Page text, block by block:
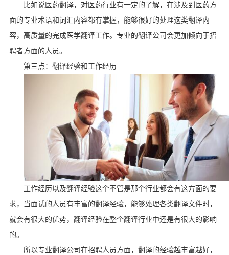
比如说医药翻译，对医药行业有一定的了解，在涉及到医药方
面的专业术语和词汇内容都有掌握，能够很好的处理这类翻译内
容，高质量的完成医学翻译工作。专业的翻译公司会更加倾向于招
聘者方面的人员。
第三点：翻译经验和工作经历
工作经历以及翻译经验这个不管是那个行业都会有这方面的要
求，当面试的人员有丰富的翻译经验，能够处理各类翻译文件时，
就会有很大的优势，翻译经验在整个翻译行业中还是有很大的影响
的。
所以专业翻译公司在招聘人员方面，翻译的经验越丰富越好，